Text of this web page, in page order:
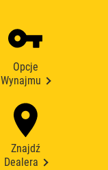
Opcje
Wynajmu
Znajdź
Dealera